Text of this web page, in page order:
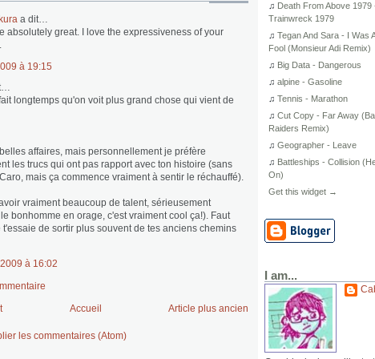
a dit…
absolutely great. I love the expressiveness of your
à 19:15
longtemps qu'on voit plus grand chose qui vient de
affaires, mais personnellement je préfère
les trucs qui ont pas rapport avec ton histoire (sans
mais ça commence vraiment à sentir le réchauffé).
vraiment beaucoup de talent, sérieusement
bonhomme en orage, c'est vraiment cool ça!). Faut
t'essaie de sortir plus souvent de tes anciens chemins
à 16:02
Article plus ancien
Accueil
les commentaires (Atom)
♫ Death From Above 1979
Trainwreck 1979
♫ Tegan And Sara - I Was A
Fool (Monsieur Adi Remix)
♫ Big Data - Dangerous
♫ alpine - Gasoline
♫ Tennis - Marathon
♫ Cut Copy - Far Away
Raiders Remix)
♫ Geographer - Leave
♫ Battleships - Collision
On)
Get this widget →
I am...